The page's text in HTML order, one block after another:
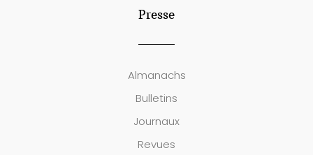
Presse
Almanachs
Bulletins
Journaux
Revues